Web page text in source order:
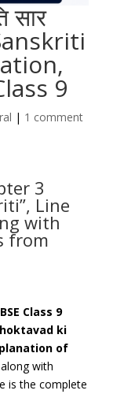
सार
9
| 1 comment
3
Line
with
from
Class 9
ki
of
with
is the complete